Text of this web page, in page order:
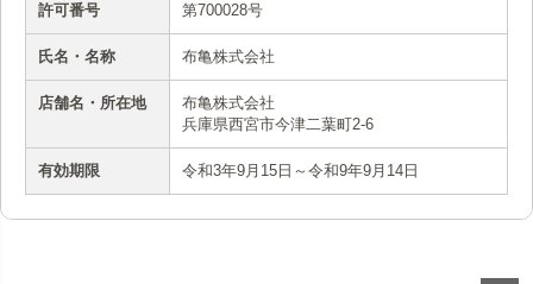
許可番号 第700028号
氏名・名称 布亀株式会社
店舗名・所在地
布亀株式会社
兵庫県西宮市今津二葉町2-6
有効期限 令和3年9月15日～令和9年9月14日